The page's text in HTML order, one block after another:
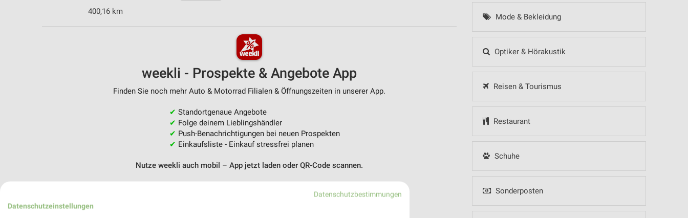
Mode & Bekleidung
Optiker & Hörakustik
Reisen & Tourismus
Restaurant
Schuhe
Sonderposten
400,16 km
weekli - Prospekte & Angebote App
Finden Sie noch mehr Auto & Motorrad Filialen & Öffnungszeiten in unserer App.
✔ Standortgenaue Angebote
✔ Folge deinem Lieblingshändler
✔ Push-Benachrichtigungen bei neuen Prospekten
✔ Einkaufsliste - Einkauf stressfrei planen
Nutze weekli auch mobil – App jetzt laden oder QR-Code scannen.
Datenschutzbestimmungen
Datenschutzeinstellungen